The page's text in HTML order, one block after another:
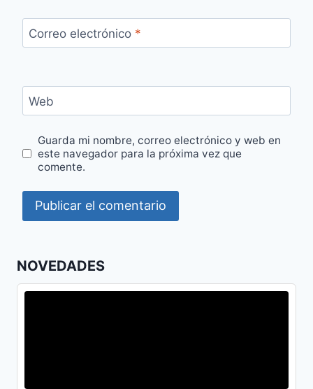
Correo electrónico *
Web
Guarda mi nombre, correo electrónico y web en
este navegador para la próxima vez que
comente.
NOVEDADES